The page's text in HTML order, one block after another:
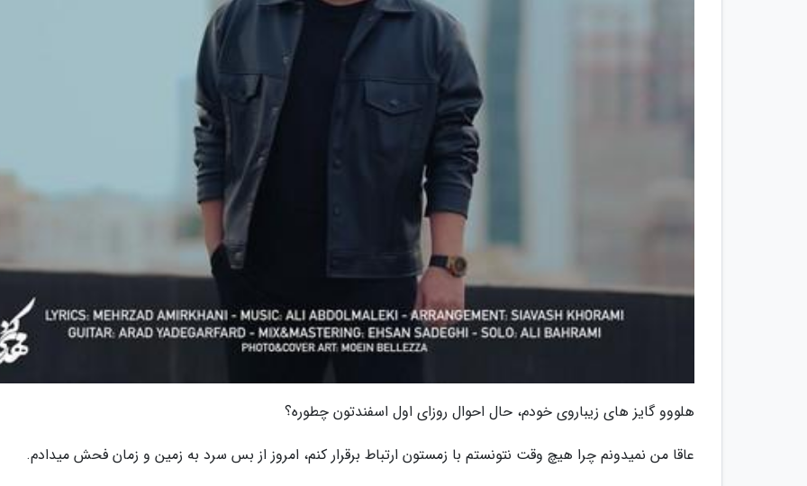
هلووو گایز های زیباروی خودم، حال احوال روزای اول اسفندتون چطوره؟
عاقا من نمیدونم چرا هیچ وقت نتونستم با زمستون ارتباط برقرار کنم، امروز از بس سرد به زمین و زمان فحش میدادم.